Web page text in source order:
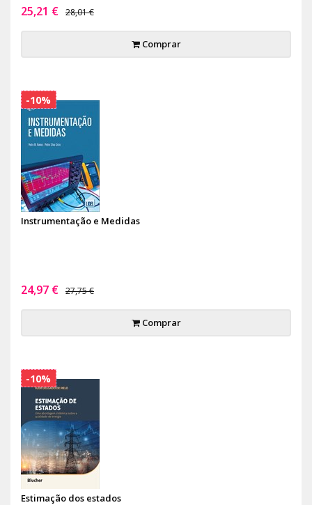
25,21 € 28,01 €
Comprar
Instrumentação e Medidas
24,97 € 27,75 €
Comprar
-10%
Estimação dos estados
-10%